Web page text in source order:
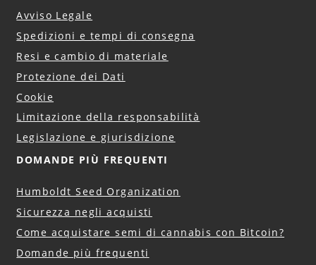
Avviso Legale
Spedizioni e tempi di consegna
Resi e cambio di materiale
Protezione dei Dati
Cookie
Limitazione della responsabilità
Legislazione e giurisdizione
DOMANDE PIÙ FREQUENTI
Humboldt Seed Organization
Sicurezza negli acquisti
Come acquistare semi di cannabis con Bitcoin?
Domande più frequenti